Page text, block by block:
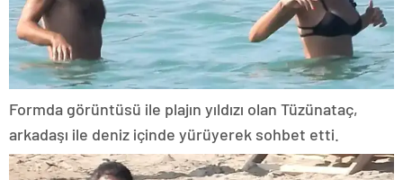
Formda görüntüsü ile plajın yıldızı olan Tüzünataç,
arkadaşı ile deniz içinde yürüyerek sohbet etti.